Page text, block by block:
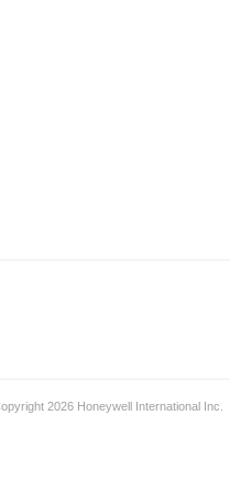
2026 Honeywell International Inc.